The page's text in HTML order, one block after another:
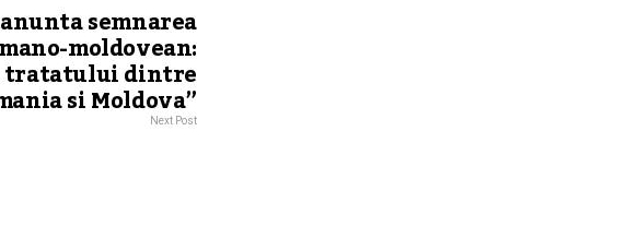
semnarea
moldovean:
tratatului dintre
si Moldova”
Next Post